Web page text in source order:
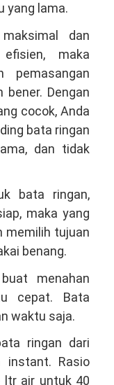
yang lama.
dan
maka
pemasangan
Dengan
cocok, Anda
bata ringan
dan tidak
bata ringan,
maka yang
memilih tujuan
benang.
menahan
cepat. Bata
waktu saja.
ringan dari
instant. Rasio
ltr air untuk 40